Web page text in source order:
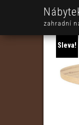
zahradní
Sleva!